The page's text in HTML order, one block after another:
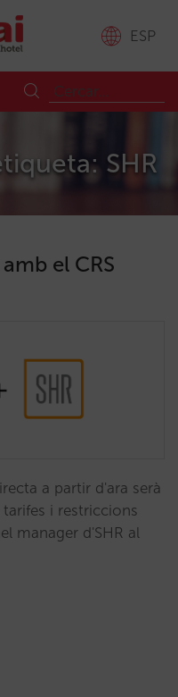
ESP
SHR
el CRS
a partir d'ara serà
i restriccions
manager d'SHR al